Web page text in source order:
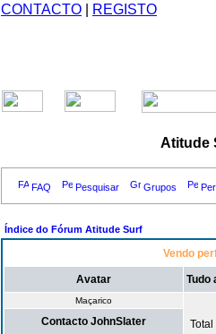
CONTACTO REGISTO
Atitude
FAQ Pesquisar Grupos
Índice do Fórum Atitude Surf
Vendo
Avatar Tudo
Maçarico
Contacto JohnSlater